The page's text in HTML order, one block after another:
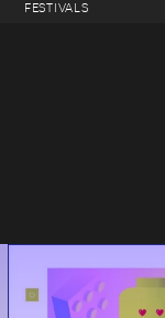
FESTIVALS